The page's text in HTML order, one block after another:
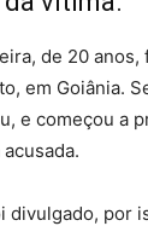
de 20
em Goiânia.
e começou a
divulgado, por